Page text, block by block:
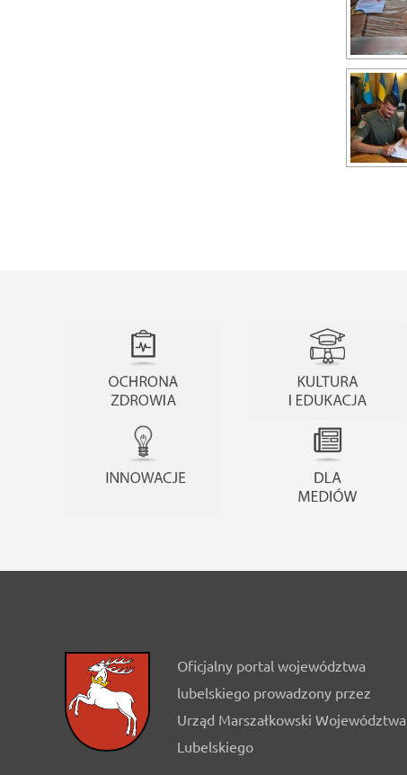
Oficjalny portal województwa
lubelskiego prowadzony przez
Urząd Marszałkowski Województwa
Lubelskiego